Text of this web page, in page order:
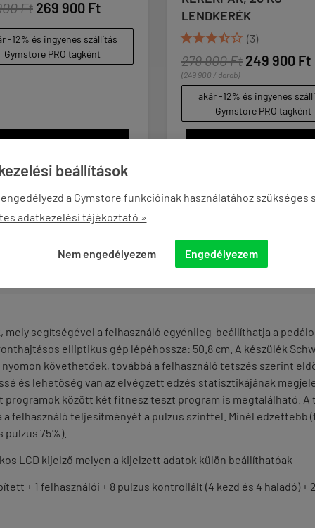
beállítások
a Gymstore funkcióinak használatához szükséges
adatkezelési tájékoztató »
Nem engedélyezem Engedélyezem
269 900 Ft
és ingyenes szállítás
PRO tagként
LENDKERÉK
(3)
279 900 Ft249 900 Ft
(249 900 / darab)
akár -12% és ingyenes szállítás
Gymstore PRO tagként
KÉRDÉSEK
segítségével a felhasználó egyénileg beállíthatja a
elliptikus gép lépéhossza: 50.8 cm. A készülék
követhetőek, továbbá a felhasználó tetszés szerint
és lehetőség van az elvégzett edzés statisztikájának
között két fitnesz teszt program is megtalálható.
felhasználó teljesítményét a pulzus szinttel. Minél edzettebb
75%).
LCD kijelző melyen a kijelzett adatok külön beállíthatóak
+ 1 felhasználói + 8 pulzus kontrollált (4 kezd és 4 haladó)